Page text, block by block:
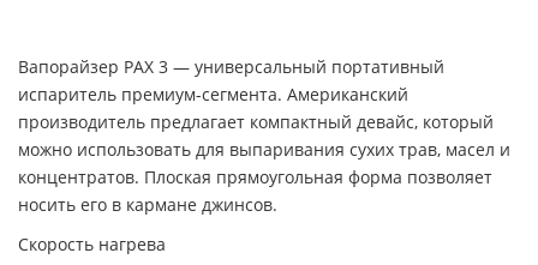
Вапорайзер PAX 3 — универсальный портативный
испаритель премиум-сегмента. Американский
производитель предлагает компактный девайс, который
можно использовать для выпаривания сухих трав, масел и
концентратов. Плоская прямоугольная форма позволяет
носить его в кармане джинсов.
Скорость нагрева